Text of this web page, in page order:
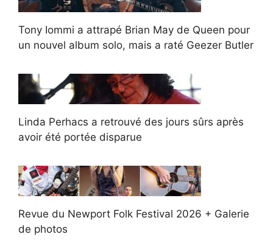
Tony Iommi a attrapé Brian May de Queen pour
un nouvel album solo, mais a raté Geezer Butler
Linda Perhacs a retrouvé des jours sûrs après
avoir été portée disparue
Revue du Newport Folk Festival 2026 + Galerie
de photos